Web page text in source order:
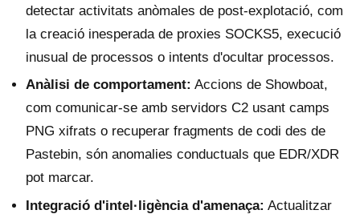
detectar activitats anòmales de post-explotació, com
la creació inesperada de proxies SOCKS5, execució
inusual de processos o intents d'ocultar processos.
Anàlisi de comportament: Accions de Showboat,
com comunicar-se amb servidors C2 usant camps
PNG xifrats o recuperar fragments de codi des de
Pastebin, són anomalies conductuals que EDR/XDR
pot marcar.
Integració d'intel·ligència d'amenaça: Actualitzar